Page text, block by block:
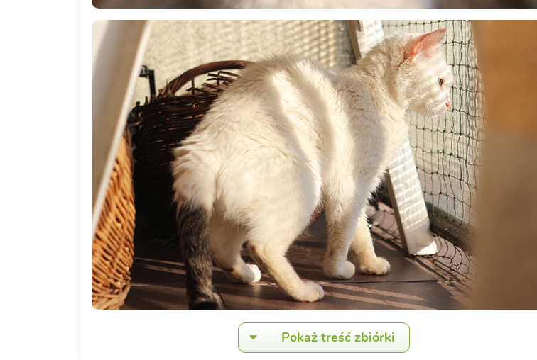
Pokaż treść zbiórki